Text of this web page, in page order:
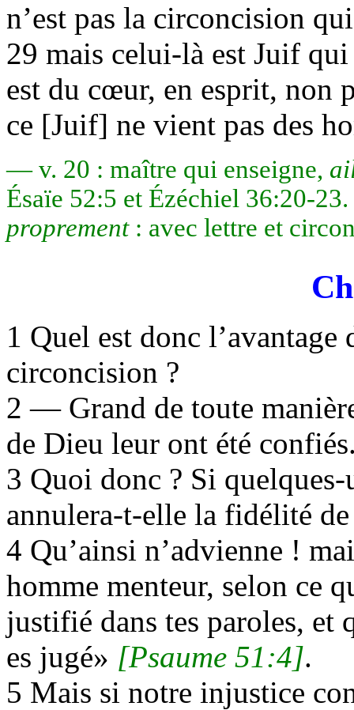
n’est pas la circoncision
29 mais celui-là est Juif
est du cœur, en esprit, non
ce [Juif] ne vient pas des
— v. 20 : maître qui enseigne,
Ésaïe 52:5 et Ézéchiel 36:20-
proprement: avec lettre et
1 Quel est donc
circoncision ?
2 — Grand de toute
de Dieu leur ont été
3 Quoi donc ? Si
annulera-t-elle la fidélité
4 Qu’ainsi n’advienne !
homme menteur, selon ce
justifié dans tes paroles, et
es jugé» [Psaume 51:4].
5 Mais si notre injustice